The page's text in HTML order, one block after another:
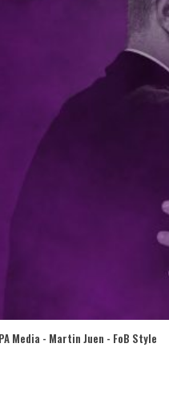
Media - Martin Juen - FoB Style